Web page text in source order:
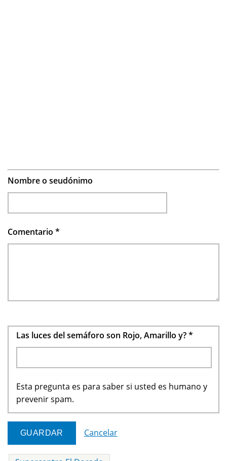
Nombre o seudónimo
Comentario *
Las luces del semáforo son Rojo, Amarillo y?*
Esta pregunta es para saber si usted es humano y
prevenir spam.
Cancelar